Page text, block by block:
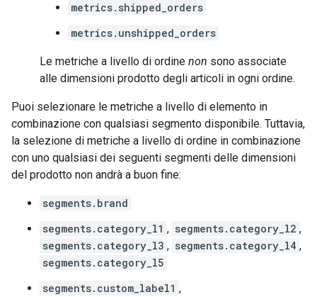
metrics.shipped_orders
metrics.unshipped_orders
Le metriche a livello di ordine non sono associate
alle dimensioni prodotto degli articoli in ogni ordine.
Puoi selezionare le metriche a livello di elemento in
combinazione con qualsiasi segmento disponibile. Tuttavia,
la selezione di metriche a livello di ordine in combinazione
con uno qualsiasi dei seguenti segmenti delle dimensioni
del prodotto non andrà a buon fine:
segments.brand
segments.category_l1 , segments.category_l2 ,
segments.category_l3 , segments.category_l4 ,
segments.category_l5
segments.custom_label1 ,